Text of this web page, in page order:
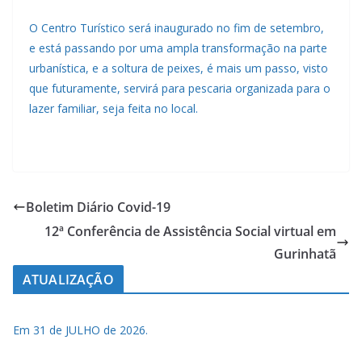
O Centro Turístico será inaugurado no fim de setembro,
e está passando por uma ampla transformação na parte
urbanística, e a soltura de peixes, é mais um passo, visto
que futuramente, servirá para pescaria organizada para o
lazer familiar, seja feita no local.
Boletim Diário Covid-19
12ª Conferência de Assistência Social virtual em
Gurinhatã
ATUALIZAÇÃO
Em 31 de JULHO de 2026.